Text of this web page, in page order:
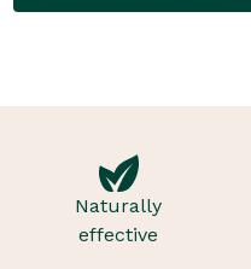
Naturally
effective